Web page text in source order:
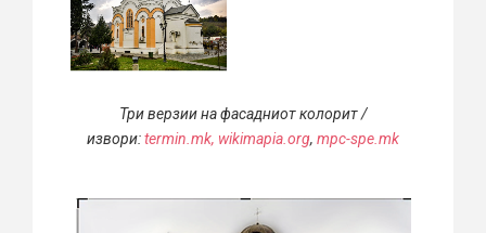
Три верзии на фасадниот колорит /
извори:termin.mk, wikimapia.org, mpc-spe.mk